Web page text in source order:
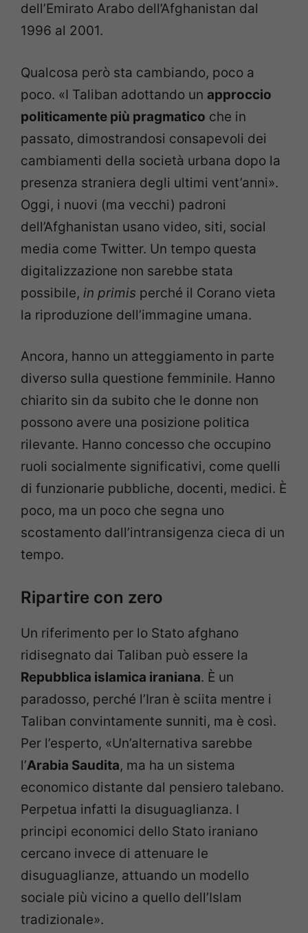
dell’Emirato Arabo dell’Afghanistan dal
1996 al 2001.
Qualcosa però sta cambiando, poco a
poco. «I Taliban adottando un approccio
politicamente più pragmatico che in
passato, dimostrandosi consapevoli dei
cambiamenti della società urbana dopo la
presenza straniera degli ultimi vent’anni».
Oggi, i nuovi (ma vecchi) padroni
dell’Afghanistan usano video, siti, social
media come Twitter. Un tempo questa
digitalizzazione non sarebbe stata
possibile, in primis perché il Corano vieta
la riproduzione dell’immagine umana.
Ancora, hanno un atteggiamento in parte
diverso sulla questione femminile. Hanno
chiarito sin da subito che le donne non
possono avere una posizione politica
rilevante. Hanno concesso che occupino
ruoli socialmente significativi, come quelli
di funzionarie pubbliche, docenti, medici. È
poco, ma un poco che segna uno
scostamento dall’intransigenza cieca di un
tempo.
Ripartire con zero
Un riferimento per lo Stato afghano
ridisegnato dai Taliban può essere la
Repubblica islamica iraniana. È un
paradosso, perché l’Iran è sciita mentre i
Taliban convintamente sunniti, ma è così.
Per l’esperto, «Un’alternativa sarebbe
l’Arabia Saudita, ma ha un sistema
economico distante dal pensiero talebano.
Perpetua infatti la disuguaglianza. I
principi economici dello Stato iraniano
cercano invece di attenuare le
disuguaglianze, attuando un modello
sociale più vicino a quello dell’Islam
tradizionale».